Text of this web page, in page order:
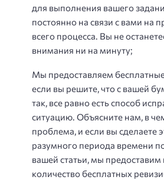
для выполнения вашего
постоянно на связи с вами на
всего процесса. Вы не
внимания ни на минуту;
Мы предоставляем
если вы решите, что с вашей
так, все равно есть способ
ситуацию. Объясните нам, в
проблема, и если вы сделаете
разумного периода времени
вашей статьи, мы
количество бесплатных